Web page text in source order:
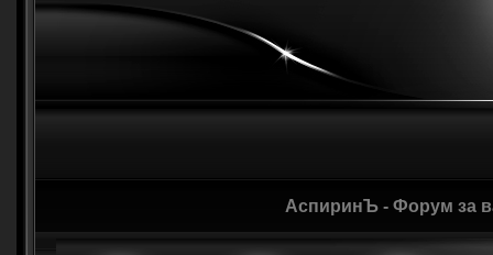
АспиринЪ - Форум за